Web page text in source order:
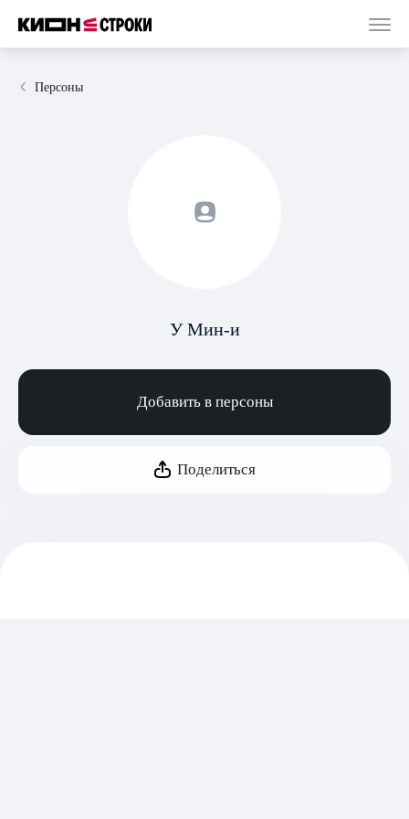
Персоны
У Мин-и
Добавить в персоны
Поделиться